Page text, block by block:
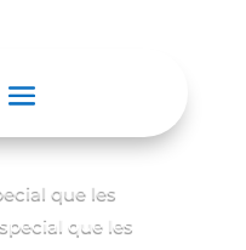
que les
que les